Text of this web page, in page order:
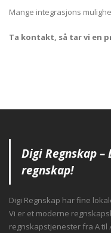
Mange integrasjons
Ta kontakt, så tar vi en
Digi Regnskap
regnskap!
Digi Regnskap har fine
Vi er et moderne
regnskapstjenester fra A til